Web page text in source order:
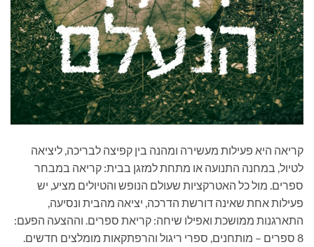
קריאה היא פעילות מעשירה ומהנה בין קפיצה לבריכה, ליציאה
לטיול, במחנה התנועה או מתחת למזגן בבית: קריאה במבחר
ספרים. מול כל האטרקציות שעולם הנופש והטיולים מציע, יש
פעילות אחת שאינה דורשת הדרכה, יציאה מהבית ונסיעה,
התארגנות ממושכת ואפילו שיחה: קריאת ספרים. וההצעה הפעם:
8 ספרים – מותחנים, ספרי ריגול והרפתקאות מומלצים חדשים.